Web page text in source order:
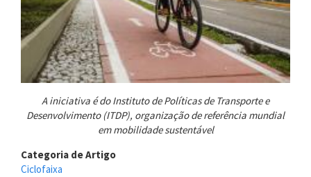
A iniciativa é do Instituto de Políticas de Transporte e
Desenvolvimento (ITDP), organização de referência mundial
em mobilidade sustentável
Categoria de Artigo
Ciclofaixa